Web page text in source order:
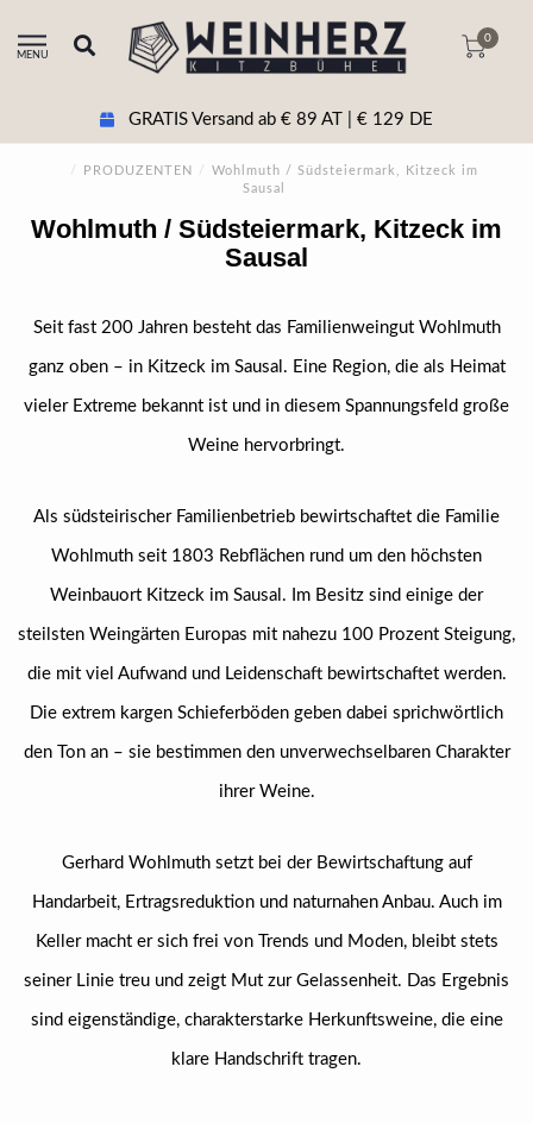
MENU
0
GRATIS Versand ab € 89 AT | € 129 DE
/ PRODUZENTEN /
Wohlmuth / Südsteiermark, Kitzeck im
Sausal
Wohlmuth / Südsteiermark, Kitzeck im
Sausal
Seit fast 200 Jahren besteht das Familienweingut Wohlmuth
ganz oben – in Kitzeck im Sausal. Eine Region, die als Heimat
vieler Extreme bekannt ist und in diesem Spannungsfeld große
Weine hervorbringt.
Als südsteirischer Familienbetrieb bewirtschaftet die Familie
Wohlmuth seit 1803 Rebflächen rund um den höchsten
Weinbauort Kitzeck im Sausal. Im Besitz sind einige der
steilsten Weingärten Europas mit nahezu 100 Prozent Steigung,
die mit viel Aufwand und Leidenschaft bewirtschaftet werden.
Die extrem kargen Schieferböden geben dabei sprichwörtlich
den Ton an – sie bestimmen den unverwechselbaren Charakter
ihrer Weine.
Gerhard Wohlmuth setzt bei der Bewirtschaftung auf
Handarbeit, Ertragsreduktion und naturnahen Anbau. Auch im
Keller macht er sich frei von Trends und Moden, bleibt stets
seiner Linie treu und zeigt Mut zur Gelassenheit. Das Ergebnis
sind eigenständige, charakterstarke Herkunftsweine, die eine
klare Handschrift tragen.